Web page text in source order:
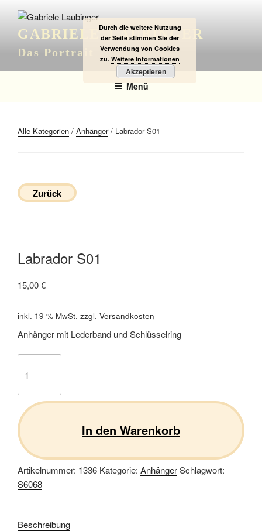
Inhalt
springenGABRIELE LAUBINGER
Das Portrait
Menü
Alle Kategorien / Anhänger/ Labrador S01
Zurück
Labrador S01
15,00€
inkl. 19 % MwSt. zzgl. Versandkosten
Anhänger mit Lederband und Schlüsselring
S01
In den Warenkorb
Artikelnummer: 1336 Kategorie: AnhängerSchlagwort:
S6068
Beschreibung
Durch die weitere Nutzung
der Seite stimmen Sie der
Verwendung von Cookies
zu. Weitere Informationen
Akzeptieren